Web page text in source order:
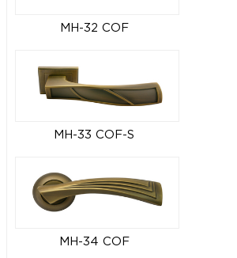
MH-32 COF
MH-33 COF-S
MH-34 COF